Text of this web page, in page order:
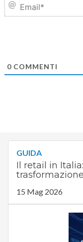
0COMMENTI
GUIDA
Il retail in
15 Mag 2026